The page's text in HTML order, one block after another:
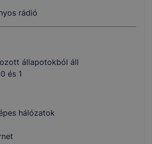
rádió
állapotokból áll
és 1
hálózatok